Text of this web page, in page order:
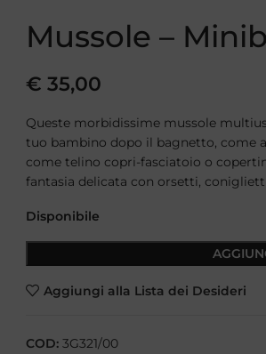
Mussole –
€ 35,00
Queste morbidissime mussole
tuo bambino dopo il bagnetto, come
come telino copri-fasciatoio o
fantasia delicata con orsetti,
Disponibile
Aggiungi alla Lista dei Desideri
COD: 3G321/00